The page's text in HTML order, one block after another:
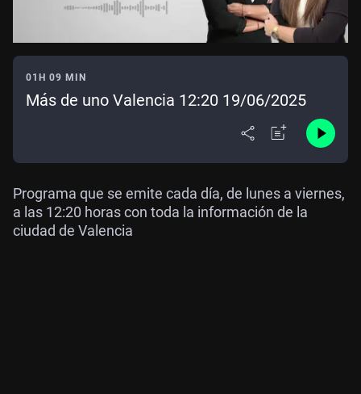
01H 09 MIN
Más de uno Valencia 12:20 19/06/2025
Programa que se emite cada día, de lunes a viernes,
a las 12:20 horas con toda la información de la
ciudad de Valencia